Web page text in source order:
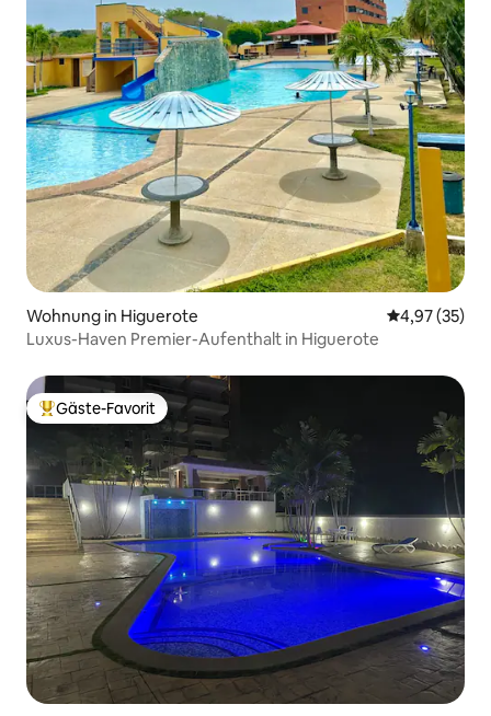
Wohnung in Higuerote
4,97 (35)
Luxus-Haven Premier-Aufenthalt in Higuerote
Beliebter Gäste-Favorit.
Gäste-Favorit